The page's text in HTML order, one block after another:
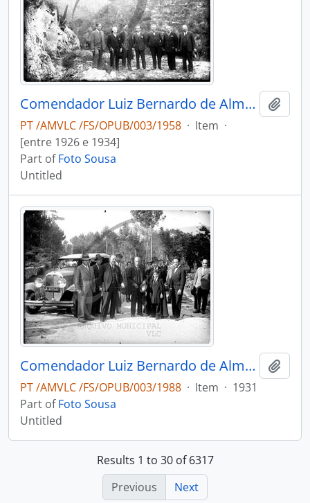
Comendador Luiz Bernardo de Almeida no extremo da estrada nacional n.º 32
PT /AMVLC /FS/OPUB/003/1958 · Item ·
[entre 1926 e 1934]
Part ofFoto Sousa
Untitled
Comendador Luiz Bernardo de Almeida na inauguração da abertura de mais um lanço da estrada nacional n.º 32 até ao rio Teixeira
PT /AMVLC /FS/OPUB/003/1988 · Item · 1931
Part ofFoto Sousa
Untitled
Results 1 to 30 of 6317
Previous
Next